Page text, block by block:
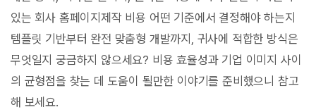
있는 회사 홈페이지제작 비용 어떤 기준에서 결정해야 하는지
템플릿 기반부터 완전 맞춤형 개발까지, 귀사에 적합한 방식은
무엇일지 궁금하지 않으세요? 비용 효율성과 기업 이미지 사이
의 균형점을 찾는 데 도움이 될만한 이야기를 준비했으니 참고
해 보세요.